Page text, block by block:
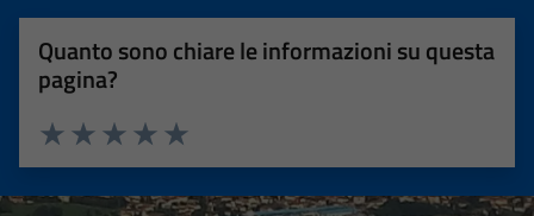
Quanto sono chiare le informazioni su questa
pagina?
Valuta 5 stelle su 5
Valuta 4 stelle su 5
Valuta 3 stelle su 5
Valuta 2 stelle su 5
Valuta 1 stelle su 5